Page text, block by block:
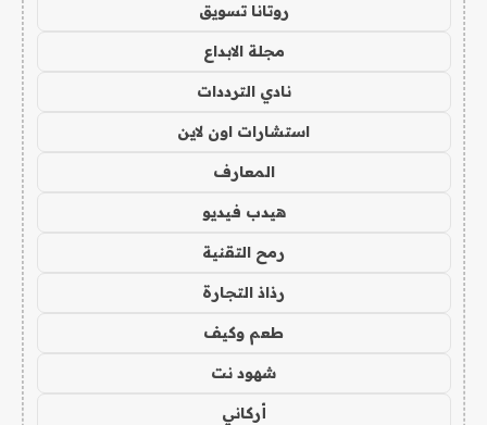
روتانا تسويق
مجلة الابداع
نادي الترددات
استشارات اون لاين
المعارف
هيدب فيديو
رمح التقنية
رذاذ التجارة
طعم وكيف
شهود نت
أركاني